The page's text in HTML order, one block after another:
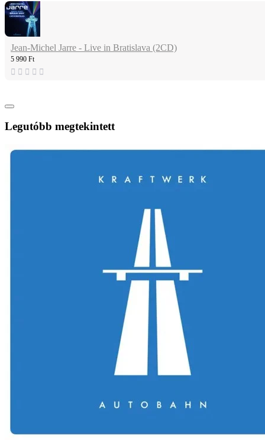
Jean-Michel Jarre - Live in Bratislava (2CD)
5 990 Ft
Legutóbb megtekintett